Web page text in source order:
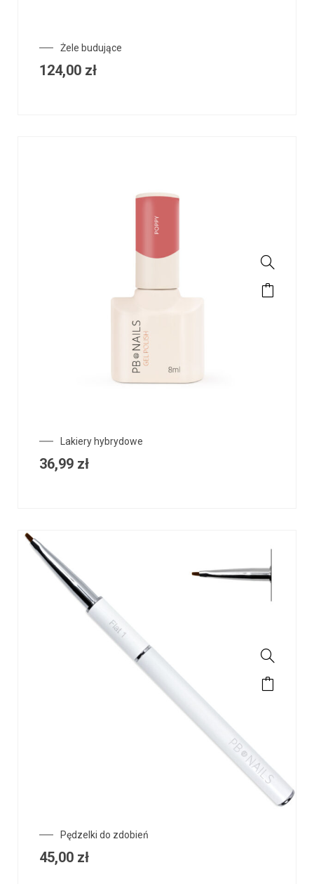
Żele budujące
124,00 zł
Lakiery hybrydowe
36,99 zł
Pędzelki do zdobień
45,00 zł